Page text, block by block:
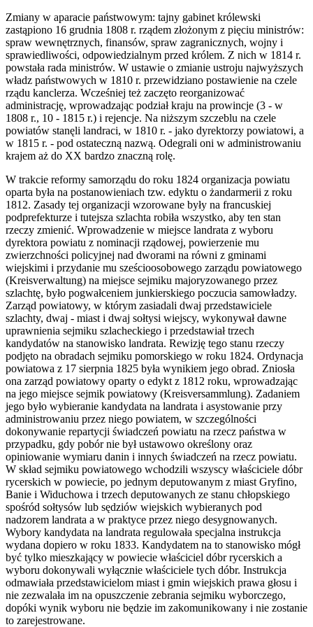
Zmiany w aparacie państwowym: tajny gabinet królewski
zastąpiono 16 grudnia 1808 r. rządem złożonym z pięciu ministrów:
spraw wewnętrznych, finansów, spraw zagranicznych, wojny i
sprawiedliwości, odpowiedzialnym przed królem. Z nich w 1814 r.
powstała rada ministrów. W ustawie o zmianie ustroju najwyższych
władz państwowych w 1810 r. przewidziano postawienie na czele
rządu kanclerza. Wcześniej też zaczęto reorganizować
administrację, wprowadzając podział kraju na prowincje (3 - w
1808 r., 10 - 1815 r.) i rejencje. Na niższym szczeblu na czele
powiatów stanęli landraci, w 1810 r. - jako dyrektorzy powiatowi, a
w 1815 r. - pod ostateczną nazwą. Odegrali oni w administrowaniu
krajem aż do XX bardzo znaczną rolę.
W trakcie reformy samorządu do roku 1824 organizacja powiatu
oparta była na postanowieniach tzw. edyktu o żandarmerii z roku
1812. Zasady tej organizacji wzorowane były na francuskiej
podprefekturze i tutejsza szlachta robiła wszystko, aby ten stan
rzeczy zmienić. Wprowadzenie w miejsce landrata z wyboru
dyrektora powiatu z nominacji rządowej, powierzenie mu
zwierzchności policyjnej nad dworami na równi z gminami
wiejskimi i przydanie mu sześcioosobowego zarządu powiatowego
(Kreisverwaltung) na miejsce sejmiku majoryzowanego przez
szlachtę, było pogwałceniem junkierskiego poczucia samowładzy.
Zarząd powiatowy, w którym zasiadali dwaj przedstawiciele
szlachty, dwaj - miast i dwaj sołtysi wiejscy, wykonywał dawne
uprawnienia sejmiku szlacheckiego i przedstawiał trzech
kandydatów na stanowisko landrata. Rewizję tego stanu rzeczy
podjęto na obradach sejmiku pomorskiego w roku 1824. Ordynacja
powiatowa z 17 sierpnia 1825 była wynikiem jego obrad. Zniosła
ona zarząd powiatowy oparty o edykt z 1812 roku, wprowadzając
na jego miejsce sejmik powiatowy (Kreisversammlung). Zadaniem
jego było wybieranie kandydata na landrata i asystowanie przy
administrowaniu przez niego powiatem, w szczególności
dokonywanie repartycji świadczeń powiatu na rzecz państwa w
przypadku, gdy pobór nie był ustawowo określony oraz
opiniowanie wymiaru danin i innych świadczeń na rzecz powiatu.
W skład sejmiku powiatowego wchodzili wszyscy właściciele dóbr
rycerskich w powiecie, po jednym deputowanym z miast Gryfino,
Banie i Widuchowa i trzech deputowanych ze stanu chłopskiego
spośród sołtysów lub sędziów wiejskich wybieranych pod
nadzorem landrata a w praktyce przez niego desygnowanych.
Wybory kandydata na landrata regulowała specjalna instrukcja
wydana dopiero w roku 1833. Kandydatem na to stanowisko mógł
być tylko mieszkający w powiecie właściciel dóbr rycerskich a
wyboru dokonywali wyłącznie właściciele tych dóbr. Instrukcja
odmawiała przedstawicielom miast i gmin wiejskich prawa głosu i
nie zezwalała im na opuszczenie zebrania sejmiku wyborczego,
dopóki wynik wyboru nie będzie im zakomunikowany i nie zostanie
to zarejestrowane.